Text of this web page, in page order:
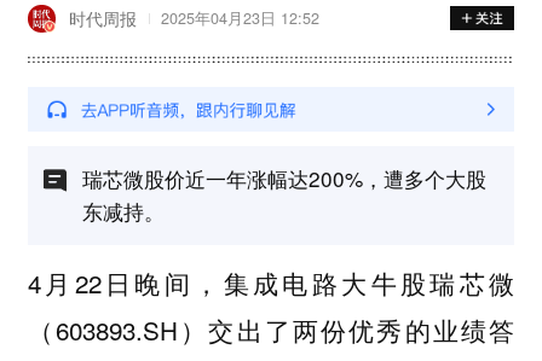
时代周报 2025年04月23日 12:52
瑞芯微股价近一年涨幅达200%，遭多个大股
东减持。
4月22日晚间，集成电路大牛股瑞芯微
（603893.SH）交出了两份优秀的业绩答